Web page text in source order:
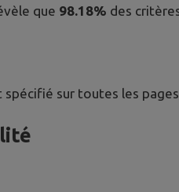
que 98.18% des
spécifié sur toutes les